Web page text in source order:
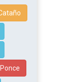
Ponce